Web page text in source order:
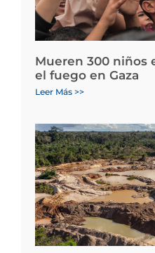
Mueren 300 niños
el fuego en Gaza
Leer Más >>